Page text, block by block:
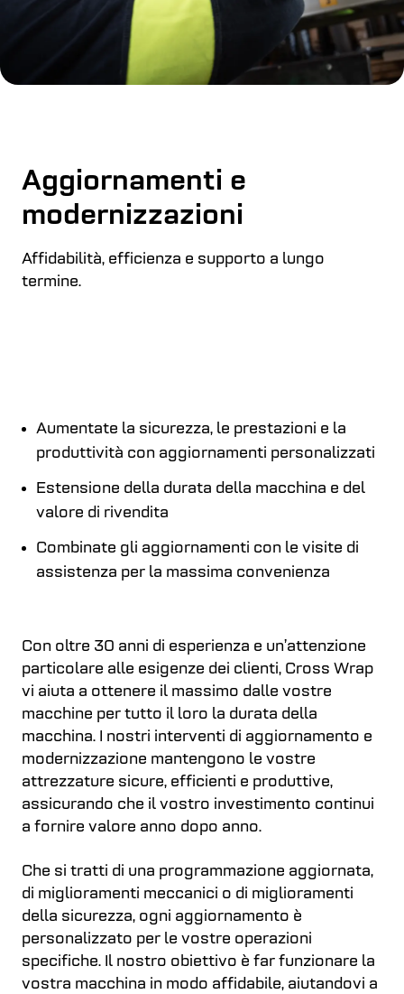
Aggiornamenti e
modernizzazioni
Affidabilità, efficienza e supporto a lungo
termine.
Aumentate la sicurezza, le prestazioni e la
produttività con aggiornamenti personalizzati
Estensione della durata della macchina e del
valore di rivendita
Combinate gli aggiornamenti con le visite di
assistenza per la massima convenienza
Con oltre 30 anni di esperienza e un’attenzione
particolare alle esigenze dei clienti, Cross Wrap
vi aiuta a ottenere il massimo dalle vostre
macchine per tutto il loro la durata della
macchina. I nostri interventi di aggiornamento e
modernizzazione mantengono le vostre
attrezzature sicure, efficienti e produttive,
assicurando che il vostro investimento continui
a fornire valore anno dopo anno.
Che si tratti di una programmazione aggiornata,
di miglioramenti meccanici o di miglioramenti
della sicurezza, ogni aggiornamento è
personalizzato per le vostre operazioni
specifiche. Il nostro obiettivo è far funzionare la
vostra macchina in modo affidabile, aiutandovi a